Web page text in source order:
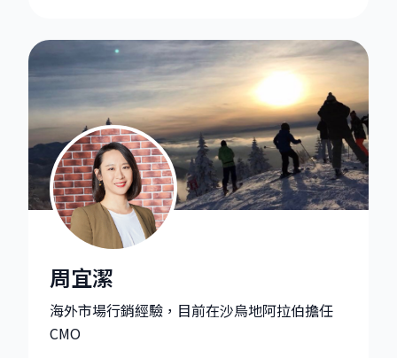
周宜潔|Chief Marketing Officer (CMO) at ToYou
周宜潔
海外市場行銷經驗，目前在沙烏地阿拉伯擔任
CMO